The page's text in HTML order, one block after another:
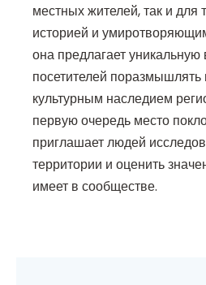
местных жителей, так и для
историей и
она предлагает
посетителей поразмышлять
культурным наследием
первую очередь место
приглашает людей
территории и оценить
имеет в сообществе.